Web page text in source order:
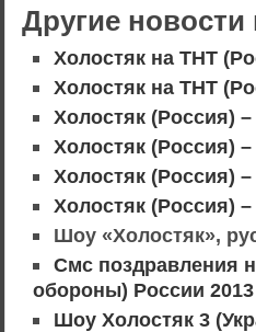
Другие новости
Холостяк на ТНТ
Холостяк на ТНТ
Холостяк (Россия)
Холостяк (Россия)
Холостяк (Россия)
Холостяк (Россия)
Шоу «Холостяк»,
Смс поздравления
обороны) России 2013
Шоу Холостяк 3